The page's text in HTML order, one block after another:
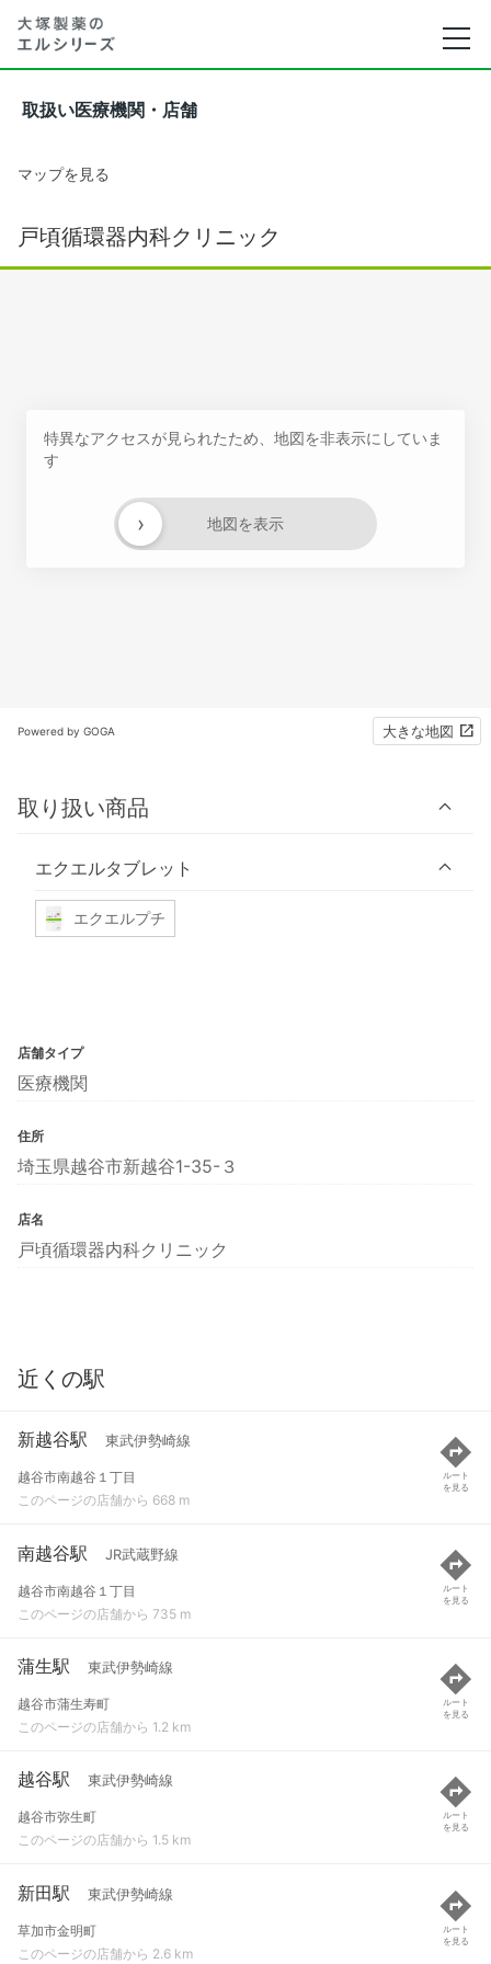
取扱い医療機関・店舗
マップを見る
戸頃循環器内科クリニック
特異なアクセスが見られたため、地図を非表示にしていま
す
地図を表示
›
Powered by GOGA 大きな地図
取り扱い商品
エクエルタブレット
エクエルプチ
店舗タイプ
医療機関
住所
埼玉県越谷市新越谷1-35-３
店名
戸頃循環器内科クリニック
近くの駅
新越谷駅 東武伊勢崎線
越谷市南越谷１丁目
このページの店舗から 668 m
ルート
を見る
南越谷駅 JR武蔵野線
越谷市南越谷１丁目
このページの店舗から 735 m
ルート
を見る
蒲生駅 東武伊勢崎線
越谷市蒲生寿町
このページの店舗から 1.2 km
ルート
を見る
越谷駅 東武伊勢崎線
越谷市弥生町
このページの店舗から 1.5 km
ルート
を見る
新田駅 東武伊勢崎線
草加市金明町
このページの店舗から 2.6 km
ルート
を見る